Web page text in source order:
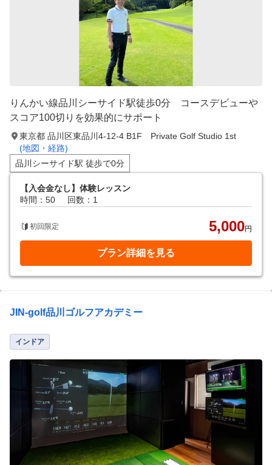
りんかい線品川シーサイド駅徒歩0分 コースデビューや
スコア100切りを効果的にサポート
東京都 品川区東品川4-12-4 B1F Private Golf Studio 1st
(地図・経路)
品川シーサイド駅 徒歩で0分
【入会金なし】体験レッスン
時間：50
回数：1
初回限定 5,000円
プラン詳細を見る
JIN-golf品川ゴルフアカデミー
インドア